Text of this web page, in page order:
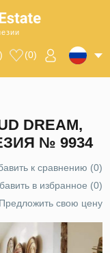
(0)
DREAM,
№ 9934
к сравнению (0)
в избранное (0)
Предложить свою цену